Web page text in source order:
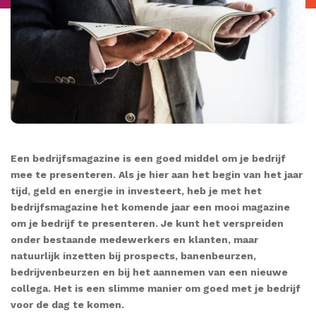
Een bedrijfsmagazine is een goed middel om je bedrijf
mee te presenteren. Als je hier aan het begin van het jaar
tijd, geld en energie in investeert, heb je met het
bedrijfsmagazine het komende jaar een mooi magazine
om je bedrijf te presenteren. Je kunt het verspreiden
onder bestaande medewerkers en klanten, maar
natuurlijk inzetten bij prospects, banenbeurzen,
bedrijvenbeurzen en bij het aannemen van een nieuwe
collega. Het is een slimme manier om goed met je bedrijf
voor de dag te komen.